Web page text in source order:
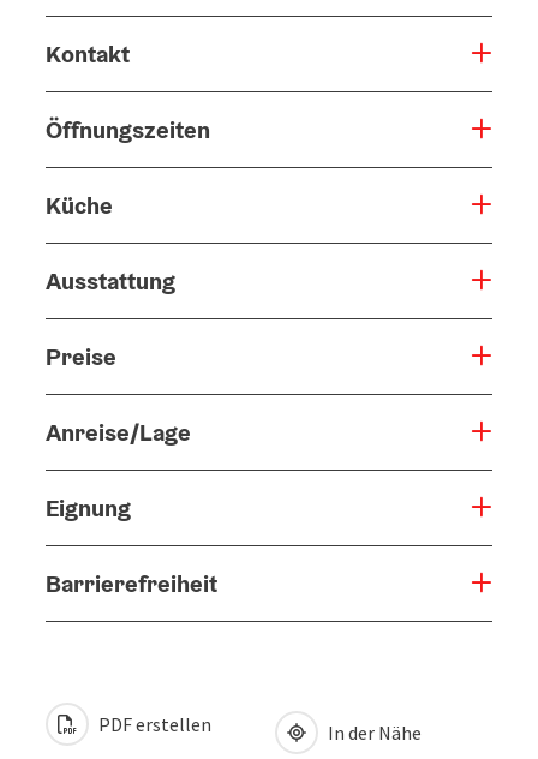
Kontakt
Öffnungszeiten
Küche
Ausstattung
Preise
Anreise/Lage
Eignung
Barrierefreiheit
PDF erstellen In der Nähe